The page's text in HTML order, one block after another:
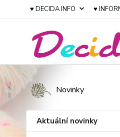
♥ DECIDA INFO ♥
Novinky
Aktuální novinky